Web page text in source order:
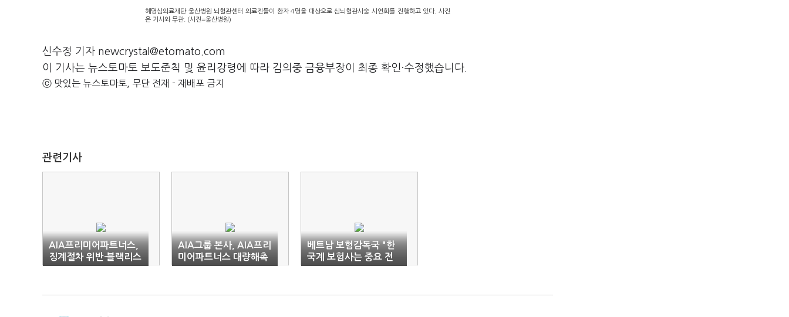
혜명심의료재단 울산병원 뇌혈관센터 의료진들이 환자 4명을 대상으로 심뇌혈관시술 시연회를 진행하고 있다. 사진
은 기사와 무관. (사진=울산병원)
신수정 기자 newcrystal@etomato.com
이 기사는 뉴스토마토 보도준칙 및 윤리강령에 따라 김의중 금융부장이 최종 확인·수정했습니다.
ⓒ 맛있는 뉴스토마토, 무단 전재 - 재배포 금지
관련기사
AIA프리미어파트너스,
징계절차 위반·블랙리스
트 의혹
AIA그룹 본사, AIA프리
미어파트너스 대량해촉
사태 '나 몰라라'
베트남 보험감독국 "한
국계 보험사는 중요 전
략 투자자"